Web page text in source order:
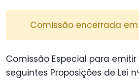
Comissão encerrada
Comissão Especial para
seguintes Proposições de Lei